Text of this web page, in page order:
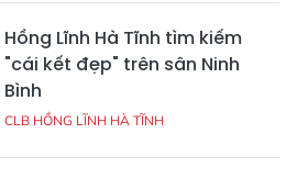
Hồng Lĩnh Hà Tĩnh tìm kiếm
"cái kết đẹp" trên sân Ninh
Bình
CLB HỒNG LĨNH HÀ TĨNH